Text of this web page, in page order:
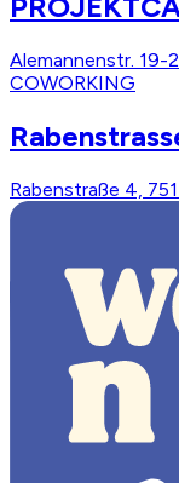
Alemannenstr. 19-
COWORKING
Rabenstraße 4,